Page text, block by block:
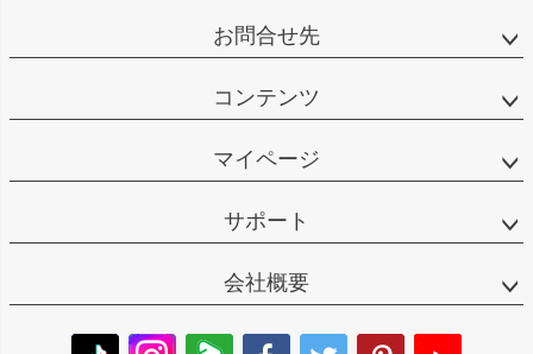
お問合せ先
コンテンツ
マイページ
サポート
会社概要